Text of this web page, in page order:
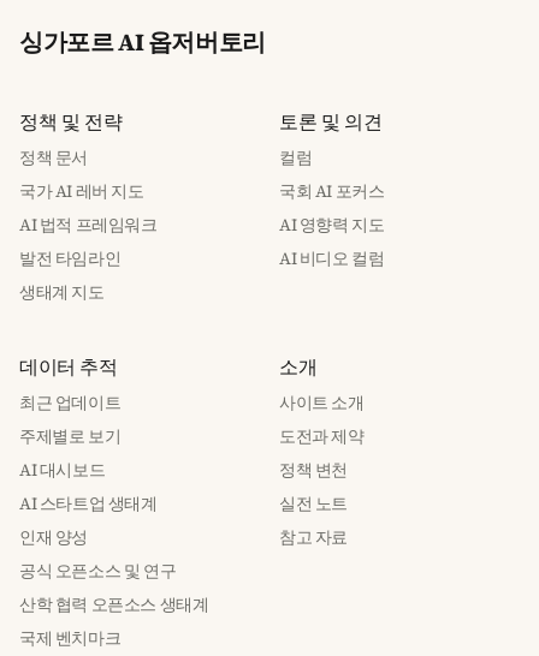
싱가포르 AI 옵저버토리
정책 및 전략
정책 문서
국가 AI 레버 지도
AI 법적 프레임워크
발전 타임라인
생태계 지도
토론 및 의견
컬럼
국회 AI 포커스
AI 영향력 지도
AI 비디오 컬럼
데이터 추적
최근 업데이트
주제별로 보기
AI 대시보드
AI 스타트업 생태계
인재 양성
공식 오픈소스 및 연구
산학 협력 오픈소스 생태계
국제 벤치마크
소개
사이트 소개
도전과 제약
정책 변천
실전 노트
참고 자료